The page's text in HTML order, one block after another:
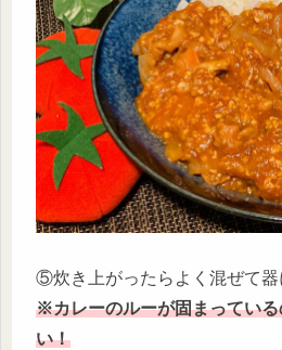
⑤炊き上がったらよく混ぜて器
※カレーのルーが固まってい
い！